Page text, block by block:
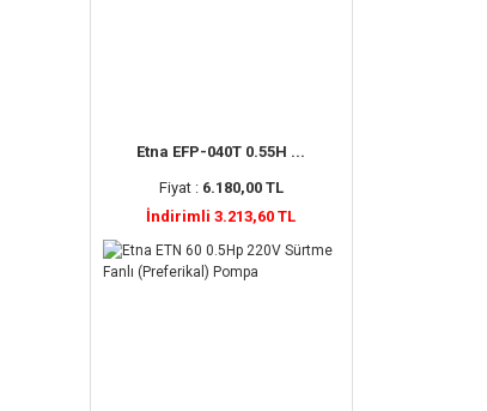
Etna EFP-040T 0.55H ...
Fiyat : 6.180,00 TL
İndirimli 3.213,60 TL